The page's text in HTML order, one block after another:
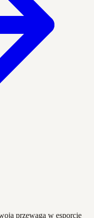
przewaga w esporcie